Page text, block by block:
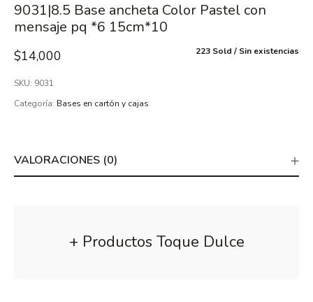
9031|8.5 Base ancheta Color Pastel con
mensaje pq *6 15cm*10
223 Sold Sin existencias
$14,000
SKU: 9031
Categoría: Bases en cartón y cajas
VALORACIONES (0)
+ Productos Toque Dulce